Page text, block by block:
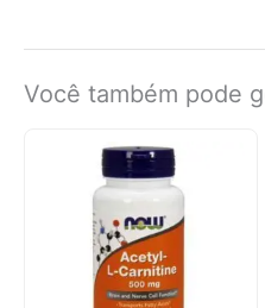
Você também pode